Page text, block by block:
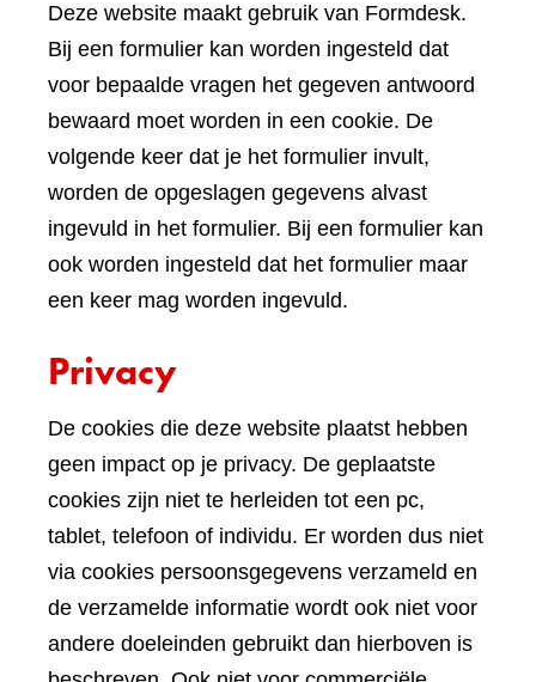
Deze website maakt gebruik van Formdesk.
Bij een formulier kan worden ingesteld dat
voor bepaalde vragen het gegeven antwoord
bewaard moet worden in een cookie. De
volgende keer dat je het formulier invult,
worden de opgeslagen gegevens alvast
ingevuld in het formulier. Bij een formulier kan
ook worden ingesteld dat het formulier maar
een keer mag worden ingevuld.
Privacy
De cookies die deze website plaatst hebben
geen impact op je privacy. De geplaatste
cookies zijn niet te herleiden tot een pc,
tablet, telefoon of individu. Er worden dus niet
via cookies persoonsgegevens verzameld en
de verzamelde informatie wordt ook niet voor
andere doeleinden gebruikt dan hierboven is